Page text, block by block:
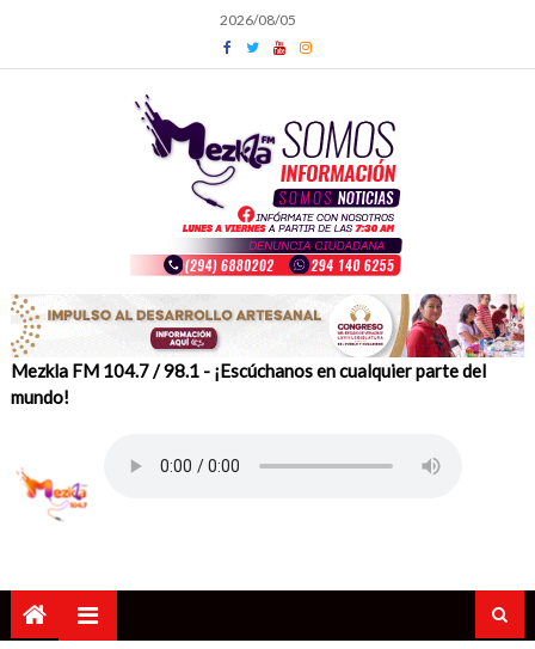
content
2026/08/05
Mezkla FM 104.7 / 98.1 - ¡Escúchanos en cualquier parte del
mundo!